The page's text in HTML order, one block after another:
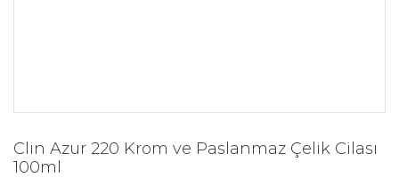
Clin Azur 220 Krom ve Paslanmaz Çelik Cilası
100ml